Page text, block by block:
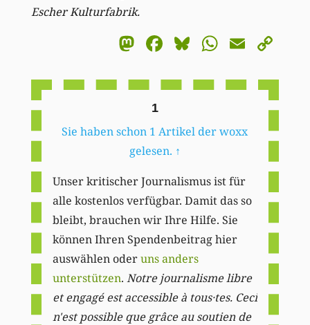
Escher Kulturfabrik.
Mastodon
Facebook
BlueskyEmail
1
Sie haben schon 1 Artikel der woxx
gelesen. ↑
Unser kritischer Journalismus ist für
alle kostenlos verfügbar. Damit das so
bleibt, brauchen wir Ihre Hilfe. Sie
können Ihren Spendenbeitrag hier
auswählen oderuns anders
unterstützen. Notre journalisme libre
et engagé est accessible à tous·tes. Ceci
n'est possible que grâce au soutien de